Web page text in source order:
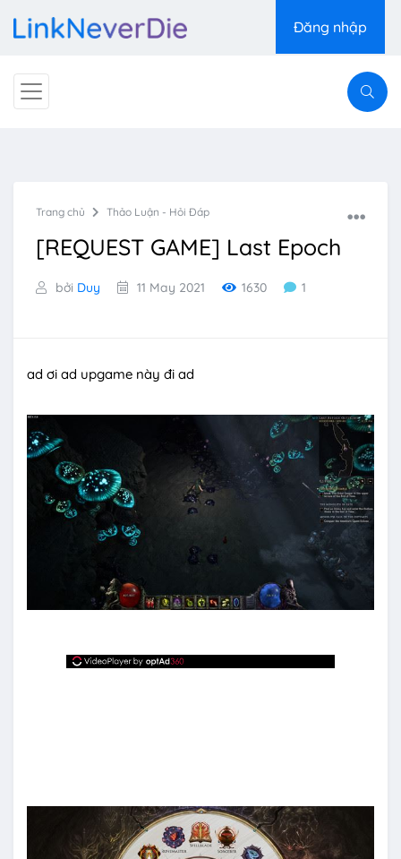
Đăng nhập
Trang chủ Thảo Luận - Hỏi Đáp
[REQUEST GAME] Last Epoch
bởi Duy 11 May 2021 1630 1
ad ơi ad upgame này đi ad